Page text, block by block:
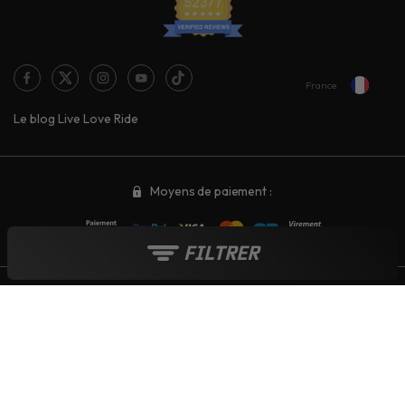
FILTRER
Le blog Live Love Ride
France
Moyens de paiement :